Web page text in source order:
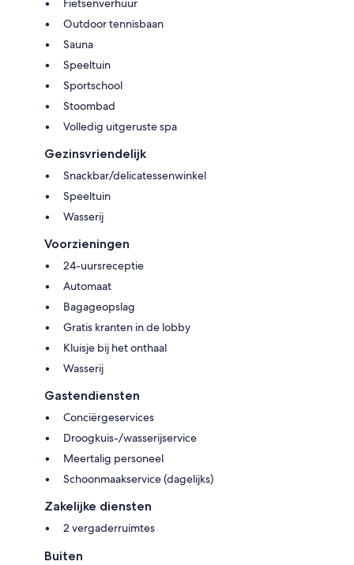
Outdoor tennisbaan
Sauna
Speeltuin
Sportschool
Stoombad
Volledig uitgeruste spa
Gezinsvriendelijk
Snackbar/delicatessenwinkel
Speeltuin
Wasserij
Voorzieningen
24-uursreceptie
Automaat
Bagageopslag
Gratis kranten in de lobby
Kluisje bij het onthaal
Wasserij
Gastendiensten
Conciërgeservices
Droogkuis-/wasserijservice
Meertalig personeel
Schoonmaakservice (dagelijks)
Zakelijke diensten
2 vergaderruimtes
Buiten